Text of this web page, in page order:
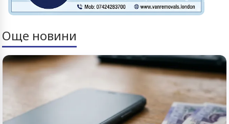
Още новини